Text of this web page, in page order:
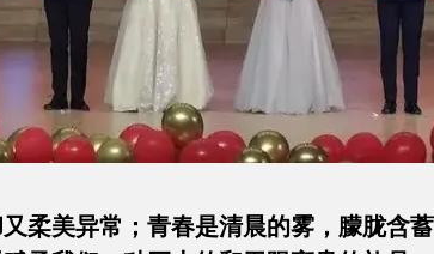
柔美异常；青春是清晨的雾，朦胧含